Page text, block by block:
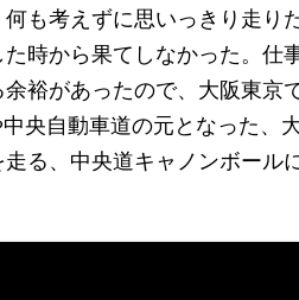
も考えずに思いっきり走り
時から果てしなかった。仕
裕があったので、大阪東京
央自動車道の元となった、
る、中央道キャノンボール